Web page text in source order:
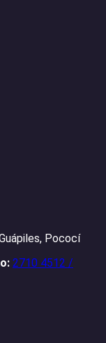
Pococí
2710 4512 /